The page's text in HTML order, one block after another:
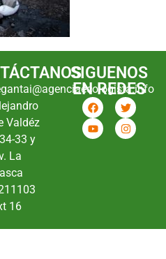
Valdéz
33 y
La
16
SIGUENOS
EN REDES